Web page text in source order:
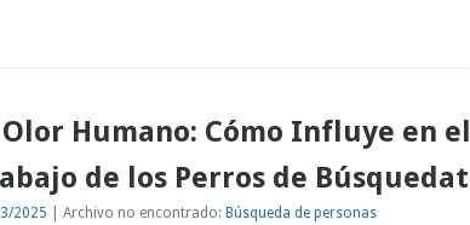
Olor Humano: Cómo Influye en el
de los Perros de Búsquedat
2025 | Archivo no encontrado:Búsqueda de personas